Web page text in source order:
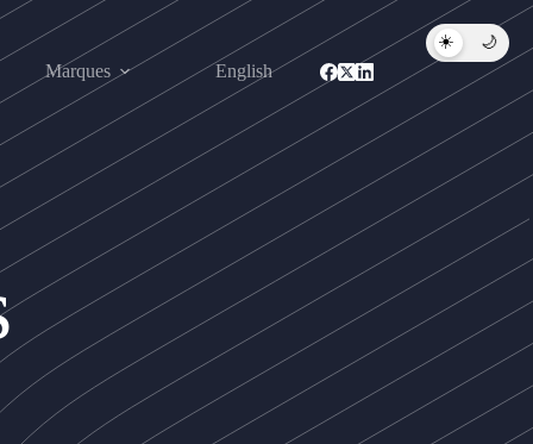
Marques English
☀️ 🌙